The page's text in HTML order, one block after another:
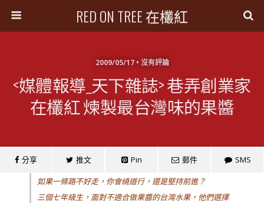
RED ON TREE 在欉紅
2009/05/17 • 沒有評論
<媒體報導_天下雜誌> 巷弄創業家
在欉紅 煉製最台灣味的果醬
分享 推文 Pin 郵件 SMS
如果一條路不好走，你會繞道行，還是堅持前進？
三個七年級生，面對不適合做果醬的台灣水果，他們選擇